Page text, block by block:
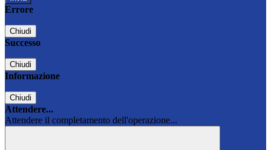
Errore
Chiudi
Successo
Chiudi
Informazione
Chiudi
Attendere...
Attendere il completamento dell'operazione...